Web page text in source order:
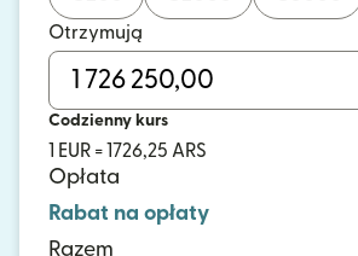
Otrzymują
Codzienny kurs
1 EUR = 1726,25 ARS
Opłata
Rabat na opłaty
Razem